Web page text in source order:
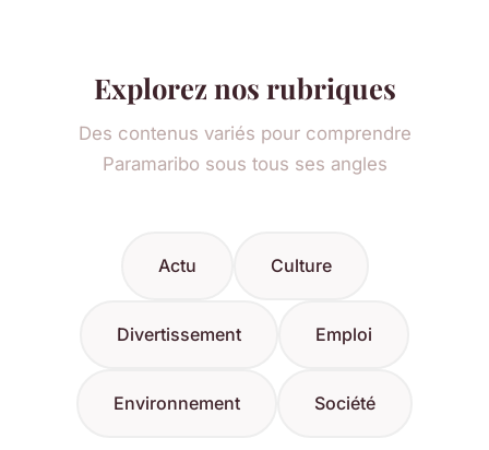
Explorez nos rubriques
Des contenus variés pour comprendre
Paramaribo sous tous ses angles
Actu Culture
Divertissement Emploi
Environnement Société